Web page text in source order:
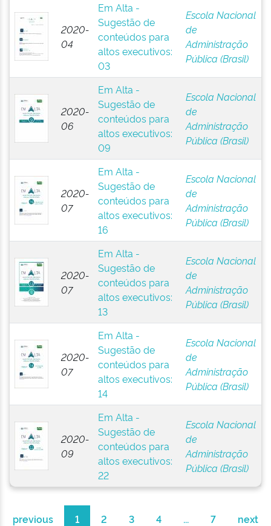
2020-
04
Em Alta -
Sugestão de
conteúdos para
altos executivos:
03
Escola Nacional
de
Administração
Pública (Brasil)
2020-
06
Em Alta -
Sugestão de
conteúdos para
altos executivos:
09
Escola Nacional
de
Administração
Pública (Brasil)
2020-
07
Em Alta -
Sugestão de
conteúdos para
altos executivos:
16
Escola Nacional
de
Administração
Pública (Brasil)
2020-
07
Em Alta -
Sugestão de
conteúdos para
altos executivos:
13
Escola Nacional
de
Administração
Pública (Brasil)
2020-
07
Em Alta -
Sugestão de
conteúdos para
altos executivos:
14
Escola Nacional
de
Administração
Pública (Brasil)
2020-
09
Em Alta -
Sugestão de
conteúdos para
altos executivos:
22
Escola Nacional
de
Administração
Pública (Brasil)
previous 1 2 3 4 ... 7 next